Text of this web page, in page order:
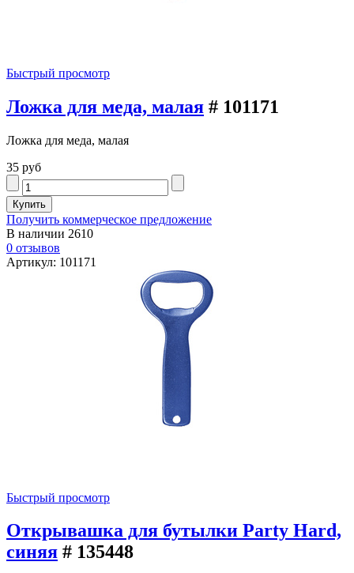
Быстрый просмотр
Ложка для меда, малая # 101171
Ложка для меда, малая
35 руб
Получить коммерческое предложение
В наличии 2610
0 отзывов
Артикул: 101171
Быстрый просмотр
Открывашка для бутылки Party Hard,
синяя # 135448